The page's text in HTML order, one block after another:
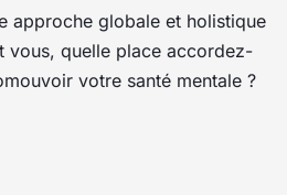
approche globale et holistique
vous, quelle place accordez-
votre santé mentale ?